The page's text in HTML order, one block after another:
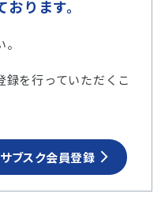
ります。
を行っていただくこ
サブスク会員登録